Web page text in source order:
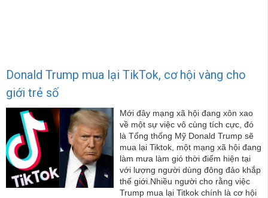
Donald Trump mua lại TikTok, cơ hội vàng cho
giới trẻ số
Mới đây mạng xã hội đang xôn xao
về một sự việc vô cùng tích cực, đó
là Tổng thống Mỹ Donald Trump sẽ
mua lại Tiktok, một mạng xã hội đang
làm mưa làm gió thời điểm hiện tại
với lượng người dùng đông đảo khắp
thế giới.Nhiều người cho rằng việc
Trump mua lại Titkok chính là cơ hội